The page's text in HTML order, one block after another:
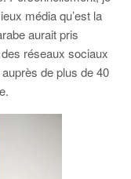
média qu’est la
aurait pris
réseaux sociaux
auprès de plus de 40